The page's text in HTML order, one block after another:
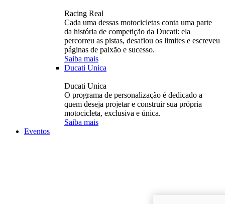
Racing Real
Cada uma dessas motocicletas conta uma parte
da história de competição da Ducati: ela
percorreu as pistas, desafiou os limites e escreveu
páginas de paixão e sucesso.
Saiba mais
Ducati Unica
Ducati Unica
O programa de personalização é dedicado a
quem deseja projetar e construir sua própria
motocicleta, exclusiva e única.
Saiba mais
Eventos